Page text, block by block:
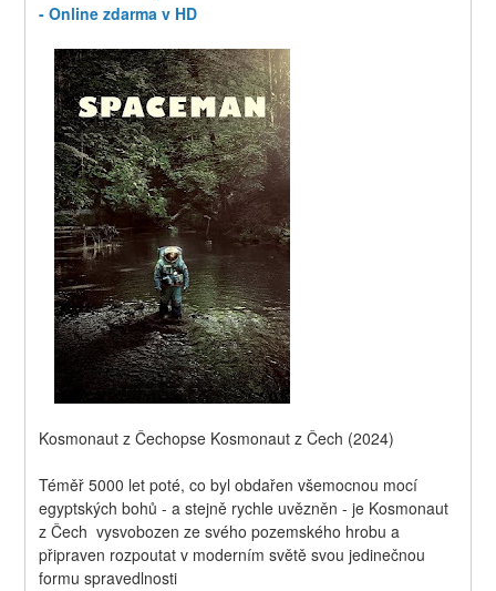
- Online zdarma v HD
Kosmonaut z Čechopse Kosmonaut z Čech (2024)
Téměř 5000 let poté, co byl obdařen všemocnou mocí
egyptských bohů - a stejně rychle uvězněn - je Kosmonaut
z Čech  vysvobozen ze svého pozemského hrobu a
připraven rozpoutat v moderním světě svou jedinečnou
formu spravedlnosti